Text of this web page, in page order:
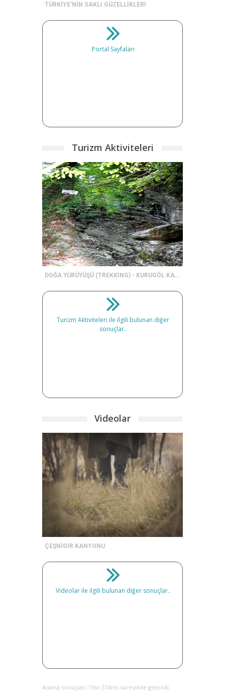
TÜRKİYE'NİN SAKLI GÜZELLİKLERİ
Portal Sayfaları
Turizm Aktiviteleri
DOĞA YÜRÜYÜŞÜ (TREKKİNG) - KURUGÖL KANYONU
Turizm Aktiviteleri ile ilgili bulunan diğer
sonuçlar..
Videolar
ÇEŞNİGİR KANYONU
Videolar ile ilgili bulunan diğer sonuçlar..
Arama sonuçları 19sn 518ms süresinde getirildi.